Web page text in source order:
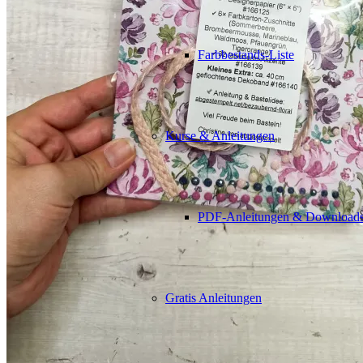
Farbbestands-Liste
Kurse & Anleitungen
PDF-Anleitungen &
Gratis Anleitungen